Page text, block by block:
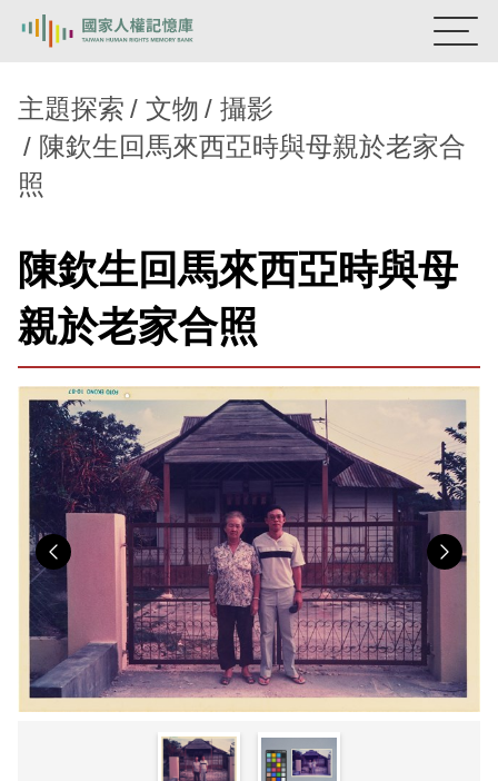
熱門關鍵字：陳孟和 李舜治 鹿窟事件
安康接待室
新生訓導處
背景知識
關於我們
意見信箱
主題探索 文物
攝影
陳欽生回馬來西亞時與母親於老家合
照
陳欽生回馬來西亞時與母
親於老家合照
Previous